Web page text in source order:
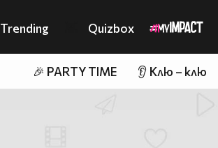
Trending Quizbox
🎉 PARTY TIME 👂 Клю – клю